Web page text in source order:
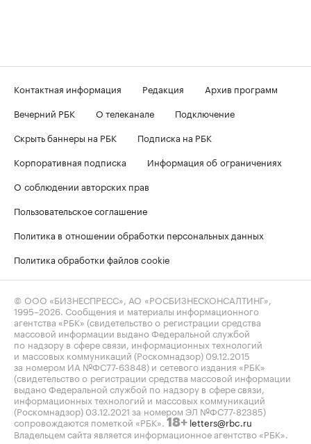
Контактная информация Редакция
Архив программ
Вечерний РБК
О телеканале
Подключение
Скрыть баннеры на РБК
Подписка на РБК
Корпоративная подписка
Информация об ограничениях
О соблюдении авторских прав
Пользовательское соглашение
Политика в отношении обработки персональных данных
Политика обработки файлов cookie
© ООО «БИЗНЕСПРЕСС», АО «РОСБИЗНЕСКОНСАЛТИНГ»,
1995–2026 . Сообщения и материалы информационного
агентства «РБК» (свидетельство о регистрации средства
массовой информации выдано Федеральной службой
по надзору в сфере связи, информационных технологий
и массовых коммуникаций (Роскомнадзор) 09.12.2015
за номером ИА №ФС77-63848) и сетевого издания «РБК»
(свидетельство о регистрации средства массовой информации
выдано Федеральной службой по надзору в сфере связи,
информационных технологий и массовых коммуникаций
(Роскомнадзор) 03.12.2021 за номером ЭЛ №ФС77-82385)
сопровождаются пометкой «РБК». 18+ letters@rbc.ru
Владельцем сайта является информационное агентство «РБК».